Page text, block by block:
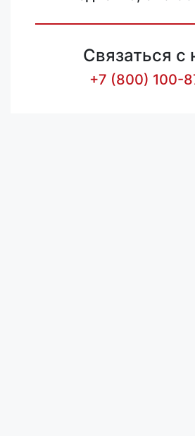
Связаться с
+7 (800) 100-